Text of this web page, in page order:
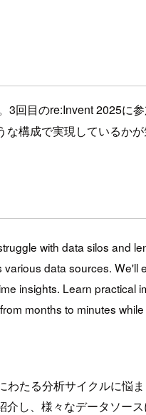
回目のre:Invent 2025に参
構成で実現しているか
with data silos and
data sources.
insights. Learn
months to minutes
わたる分析サイクルに悩
介し、様々なデータソー